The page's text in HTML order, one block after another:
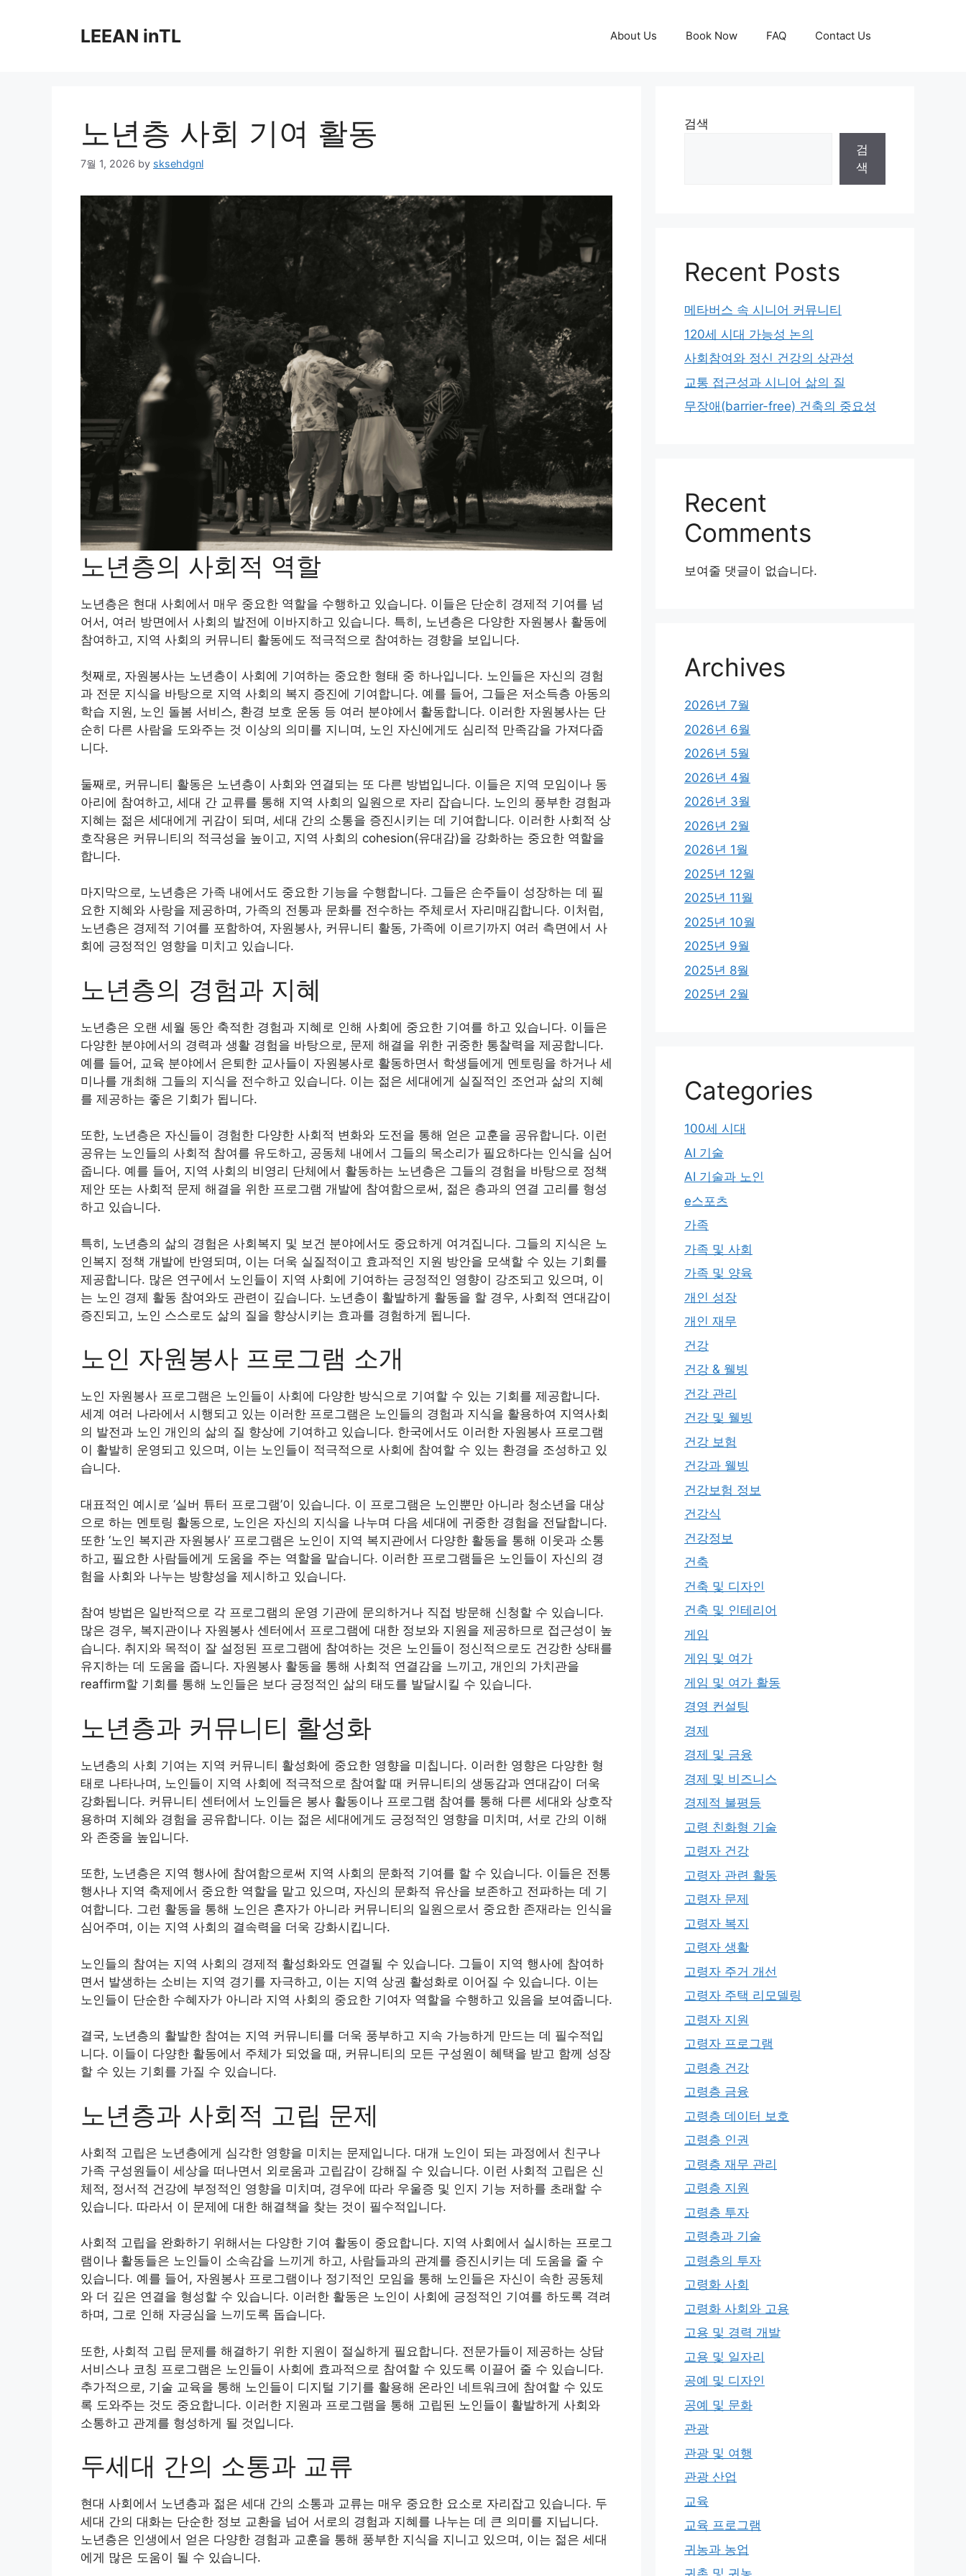
LEEAN inTL About Us Book Now FAQ Contact Us
노년층 사회 기여 활동
7월 1, 2026 by sksehdgnl
노년층의 사회적 역할
노년층은 현대 사회에서 매우 중요한 역할을 수행하고 있습니다. 이들은 단순히 경제적 기여를 넘
어서, 여러 방면에서 사회의 발전에 이바지하고 있습니다. 특히, 노년층은 다양한 자원봉사 활동에
참여하고, 지역 사회의 커뮤니티 활동에도 적극적으로 참여하는 경향을 보입니다.
첫째로, 자원봉사는 노년층이 사회에 기여하는 중요한 형태 중 하나입니다. 노인들은 자신의 경험
과 전문 지식을 바탕으로 지역 사회의 복지 증진에 기여합니다. 예를 들어, 그들은 저소득층 아동의
학습 지원, 노인 돌봄 서비스, 환경 보호 운동 등 여러 분야에서 활동합니다. 이러한 자원봉사는 단
순히 다른 사람을 도와주는 것 이상의 의미를 지니며, 노인 자신에게도 심리적 만족감을 가져다줍
니다.
둘째로, 커뮤니티 활동은 노년층이 사회와 연결되는 또 다른 방법입니다. 이들은 지역 모임이나 동
아리에 참여하고, 세대 간 교류를 통해 지역 사회의 일원으로 자리 잡습니다. 노인의 풍부한 경험과
지혜는 젊은 세대에게 귀감이 되며, 세대 간의 소통을 증진시키는 데 기여합니다. 이러한 사회적 상
호작용은 커뮤니티의 적극성을 높이고, 지역 사회의 cohesion(유대감)을 강화하는 중요한 역할을
합니다.
마지막으로, 노년층은 가족 내에서도 중요한 기능을 수행합니다. 그들은 손주들이 성장하는 데 필
요한 지혜와 사랑을 제공하며, 가족의 전통과 문화를 전수하는 주체로서 자리매김합니다. 이처럼,
노년층은 경제적 기여를 포함하여, 자원봉사, 커뮤니티 활동, 가족에 이르기까지 여러 측면에서 사
회에 긍정적인 영향을 미치고 있습니다.
노년층의 경험과 지혜
노년층은 오랜 세월 동안 축적한 경험과 지혜로 인해 사회에 중요한 기여를 하고 있습니다. 이들은
다양한 분야에서의 경력과 생활 경험을 바탕으로, 문제 해결을 위한 귀중한 통찰력을 제공합니다.
예를 들어, 교육 분야에서 은퇴한 교사들이 자원봉사로 활동하면서 학생들에게 멘토링을 하거나 세
미나를 개최해 그들의 지식을 전수하고 있습니다. 이는 젊은 세대에게 실질적인 조언과 삶의 지혜
를 제공하는 좋은 기회가 됩니다.
또한, 노년층은 자신들이 경험한 다양한 사회적 변화와 도전을 통해 얻은 교훈을 공유합니다. 이런
공유는 노인들의 사회적 참여를 유도하고, 공동체 내에서 그들의 목소리가 필요하다는 인식을 심어
줍니다. 예를 들어, 지역 사회의 비영리 단체에서 활동하는 노년층은 그들의 경험을 바탕으로 정책
제안 또는 사회적 문제 해결을 위한 프로그램 개발에 참여함으로써, 젊은 층과의 연결 고리를 형성
하고 있습니다.
특히, 노년층의 삶의 경험은 사회복지 및 보건 분야에서도 중요하게 여겨집니다. 그들의 지식은 노
인복지 정책 개발에 반영되며, 이는 더욱 실질적이고 효과적인 지원 방안을 모색할 수 있는 기회를
제공합니다. 많은 연구에서 노인들이 지역 사회에 기여하는 긍정적인 영향이 강조되고 있으며, 이
는 노인 경제 활동 참여와도 관련이 깊습니다. 노년층이 활발하게 활동을 할 경우, 사회적 연대감이
증진되고, 노인 스스로도 삶의 질을 향상시키는 효과를 경험하게 됩니다.
노인 자원봉사 프로그램 소개
노인 자원봉사 프로그램은 노인들이 사회에 다양한 방식으로 기여할 수 있는 기회를 제공합니다.
세계 여러 나라에서 시행되고 있는 이러한 프로그램은 노인들의 경험과 지식을 활용하여 지역사회
의 발전과 노인 개인의 삶의 질 향상에 기여하고 있습니다. 한국에서도 이러한 자원봉사 프로그램
이 활발히 운영되고 있으며, 이는 노인들이 적극적으로 사회에 참여할 수 있는 환경을 조성하고 있
습니다.
대표적인 예시로 ‘실버 튜터 프로그램’이 있습니다. 이 프로그램은 노인뿐만 아니라 청소년을 대상
으로 하는 멘토링 활동으로, 노인은 자신의 지식을 나누며 다음 세대에 귀중한 경험을 전달합니다.
또한 ‘노인 복지관 자원봉사’ 프로그램은 노인이 지역 복지관에서 다양한 활동을 통해 이웃과 소통
하고, 필요한 사람들에게 도움을 주는 역할을 맡습니다. 이러한 프로그램들은 노인들이 자신의 경
험을 사회와 나누는 방향성을 제시하고 있습니다.
참여 방법은 일반적으로 각 프로그램의 운영 기관에 문의하거나 직접 방문해 신청할 수 있습니다.
많은 경우, 복지관이나 자원봉사 센터에서 프로그램에 대한 정보와 지원을 제공하므로 접근성이 높
습니다. 취지와 목적이 잘 설정된 프로그램에 참여하는 것은 노인들이 정신적으로도 건강한 상태를
유지하는 데 도움을 줍니다. 자원봉사 활동을 통해 사회적 연결감을 느끼고, 개인의 가치관을
reaffirm할 기회를 통해 노인들은 보다 긍정적인 삶의 태도를 발달시킬 수 있습니다.
노년층과 커뮤니티 활성화
노년층의 사회 기여는 지역 커뮤니티 활성화에 중요한 영향을 미칩니다. 이러한 영향은 다양한 형
태로 나타나며, 노인들이 지역 사회에 적극적으로 참여할 때 커뮤니티의 생동감과 연대감이 더욱
강화됩니다. 커뮤니티 센터에서 노인들은 봉사 활동이나 프로그램 참여를 통해 다른 세대와 상호작
용하며 지혜와 경험을 공유합니다. 이는 젊은 세대에게도 긍정적인 영향을 미치며, 서로 간의 이해
와 존중을 높입니다.
또한, 노년층은 지역 행사에 참여함으로써 지역 사회의 문화적 기여를 할 수 있습니다. 이들은 전통
행사나 지역 축제에서 중요한 역할을 맡고 있으며, 자신의 문화적 유산을 보존하고 전파하는 데 기
여합니다. 그런 활동을 통해 노인은 혼자가 아니라 커뮤니티의 일원으로서 중요한 존재라는 인식을
심어주며, 이는 지역 사회의 결속력을 더욱 강화시킵니다.
노인들의 참여는 지역 사회의 경제적 활성화와도 연결될 수 있습니다. 그들이 지역 행사에 참여하
면서 발생하는 소비는 지역 경기를 자극하고, 이는 지역 상권 활성화로 이어질 수 있습니다. 이는
노인들이 단순한 수혜자가 아니라 지역 사회의 중요한 기여자 역할을 수행하고 있음을 보여줍니다.
결국, 노년층의 활발한 참여는 지역 커뮤니티를 더욱 풍부하고 지속 가능하게 만드는 데 필수적입
니다. 이들이 다양한 활동에서 주체가 되었을 때, 커뮤니티의 모든 구성원이 혜택을 받고 함께 성장
할 수 있는 기회를 가질 수 있습니다.
노년층과 사회적 고립 문제
사회적 고립은 노년층에게 심각한 영향을 미치는 문제입니다. 대개 노인이 되는 과정에서 친구나
가족 구성원들이 세상을 떠나면서 외로움과 고립감이 강해질 수 있습니다. 이런 사회적 고립은 신
체적, 정서적 건강에 부정적인 영향을 미치며, 경우에 따라 우울증 및 인지 기능 저하를 초래할 수
있습니다. 따라서 이 문제에 대한 해결책을 찾는 것이 필수적입니다.
사회적 고립을 완화하기 위해서는 다양한 기여 활동이 중요합니다. 지역 사회에서 실시하는 프로그
램이나 활동들은 노인들이 소속감을 느끼게 하고, 사람들과의 관계를 증진시키는 데 도움을 줄 수
있습니다. 예를 들어, 자원봉사 프로그램이나 정기적인 모임을 통해 노인들은 자신이 속한 공동체
와 더 깊은 연결을 형성할 수 있습니다. 이러한 활동은 노인이 사회에 긍정적인 기여를 하도록 격려
하며, 그로 인해 자긍심을 느끼도록 돕습니다.
또한, 사회적 고립 문제를 해결하기 위한 지원이 절실하게 필요합니다. 전문가들이 제공하는 상담
서비스나 코칭 프로그램은 노인들이 사회에 효과적으로 참여할 수 있도록 이끌어 줄 수 있습니다.
추가적으로, 기술 교육을 통해 노인들이 디지털 기기를 활용해 온라인 네트워크에 참여할 수 있도
록 도와주는 것도 중요합니다. 이러한 지원과 프로그램을 통해 고립된 노인들이 활발하게 사회와
소통하고 관계를 형성하게 될 것입니다.
두세대 간의 소통과 교류
현대 사회에서 노년층과 젊은 세대 간의 소통과 교류는 매우 중요한 요소로 자리잡고 있습니다. 두
세대 간의 대화는 단순한 정보 교환을 넘어 서로의 경험과 지혜를 나누는 데 큰 의미를 지닙니다.
노년층은 인생에서 얻은 다양한 경험과 교훈을 통해 풍부한 지식을 지니고 있으며, 이는 젊은 세대
에게 많은 도움이 될 수 있습니다.
검색
검
색
Recent Posts
메타버스 속 시니어 커뮤니티
120세 시대 가능성 논의
사회참여와 정신 건강의 상관성
교통 접근성과 시니어 삶의 질
무장애(barrier-free) 건축의 중요성
Recent
Comments
보여줄 댓글이 없습니다.
Archives
2026년 7월
2026년 6월
2026년 5월
2026년 4월
2026년 3월
2026년 2월
2026년 1월
2025년 12월
2025년 11월
2025년 10월
2025년 9월
2025년 8월
2025년 2월
Categories
100세 시대
AI 기술
AI 기술과 노인
e스포츠
가족
가족 및 사회
가족 및 양육
개인 성장
개인 재무
건강
건강 & 웰빙
건강 관리
건강 및 웰빙
건강 보험
건강과 웰빙
건강보험 정보
건강식
건강정보
건축
건축 및 디자인
건축 및 인테리어
게임
게임 및 여가
게임 및 여가 활동
경영 컨설팅
경제
경제 및 금융
경제 및 비즈니스
경제적 불평등
고령 친화형 기술
고령자 건강
고령자 관련 활동
고령자 문제
고령자 복지
고령자 생활
고령자 주거 개선
고령자 주택 리모델링
고령자 지원
고령자 프로그램
고령층 건강
고령층 금융
고령층 데이터 보호
고령층 인권
고령층 재무 관리
고령층 지원
고령층 투자
고령층과 기술
고령층의 투자
고령화 사회
고령화 사회와 고용
고용 및 경력 개발
고용 및 일자리
공예 및 디자인
공예 및 문화
관광
관광 및 여행
관광 산업
교육
교육 프로그램
귀농과 농업
귀촌 및 귀농